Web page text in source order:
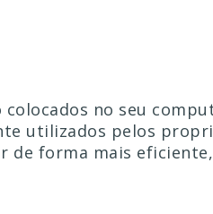
no seu
utilizados pelos
de forma mais